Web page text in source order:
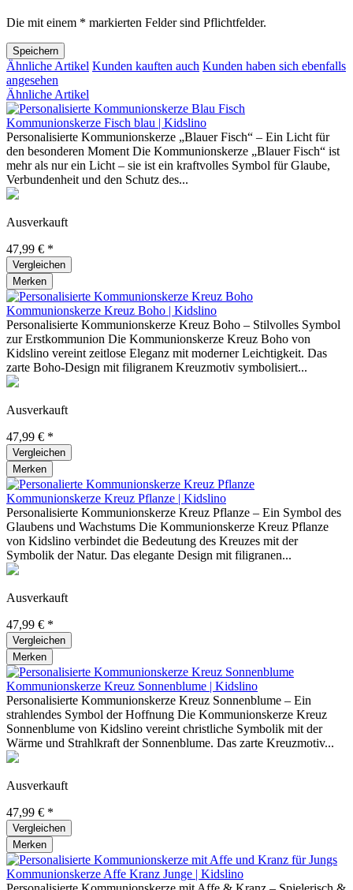
Die mit einem * markierten Felder sind Pflichtfelder.
Speichern
Ähnliche Artikel Kunden kauften auch Kunden haben sich ebenfalls
angesehen
Ähnliche Artikel
Kommunionskerze Fisch blau | Kidslino
Personalisierte Kommunionskerze „Blauer Fisch“ – Ein Licht für
den besonderen Moment Die Kommunionskerze „Blauer Fisch“ ist
mehr als nur ein Licht – sie ist ein kraftvolles Symbol für Glaube,
Verbundenheit und den Schutz des...
Ausverkauft
47,99 € *
Vergleichen
Merken
Kommunionskerze Kreuz Boho | Kidslino
Personalisierte Kommunionskerze Kreuz Boho – Stilvolles Symbol
zur Erstkommunion Die Kommunionskerze Kreuz Boho von
Kidslino vereint zeitlose Eleganz mit moderner Leichtigkeit. Das
zarte Boho-Design mit filigranem Kreuzmotiv symbolisiert...
Ausverkauft
47,99 € *
Vergleichen
Merken
Kommunionskerze Kreuz Pflanze | Kidslino
Personalisierte Kommunionskerze Kreuz Pflanze – Ein Symbol des
Glaubens und Wachstums Die Kommunionskerze Kreuz Pflanze
von Kidslino verbindet die Bedeutung des Kreuzes mit der
Symbolik der Natur. Das elegante Design mit filigranen...
Ausverkauft
47,99 € *
Vergleichen
Merken
Kommunionskerze Kreuz Sonnenblume | Kidslino
Personalisierte Kommunionskerze Kreuz Sonnenblume – Ein
strahlendes Symbol der Hoffnung Die Kommunionskerze Kreuz
Sonnenblume von Kidslino vereint christliche Symbolik mit der
Wärme und Strahlkraft der Sonnenblume. Das zarte Kreuzmotiv...
Ausverkauft
47,99 € *
Vergleichen
Merken
Kommunionskerze Affe Kranz Junge | Kidslino